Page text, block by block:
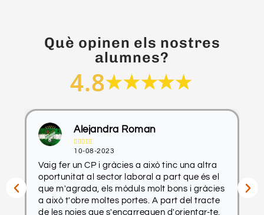
Què opinen els nostres
alumnes?
4.8
Alejandra Roman
  
10-08-2023
Vaig fer un CP i gràcies a això tinc una altra
oportunitat al sector laboral a part que és el
que m'agrada, els mòduls molt bons i gràcies
a això t'obre moltes portes. A part del tracte
de les noies que s'encarreguen d'orientar-te,